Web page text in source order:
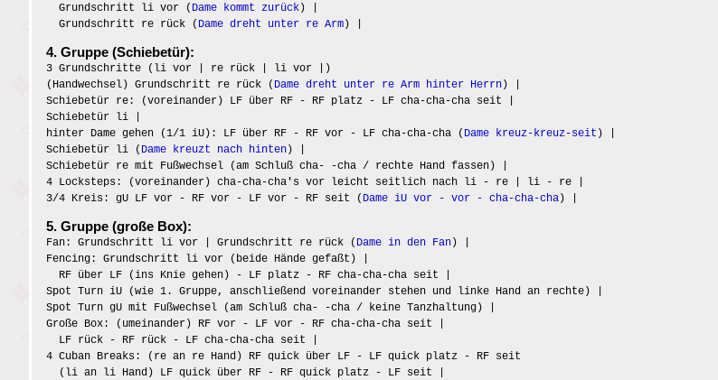
Grundschritt li vor ( Dame kommt zurück) |
Grundschritt re rück ( Dame dreht unter re Arm) |
4. Gruppe (Schiebetür):
3 Grundschritte (li vor | re rück | li vor |)
(Handwechsel) Grundschritt re rück ( Dame dreht unter re Arm hinter Herrn) |
Schiebetür re: (voreinander) LF über RF - RF platz - LF cha-cha-cha seit |
Schiebetür li |
hinter Dame gehen (1/1 iU): LF über RF - RF vor - LF cha-cha-cha ( Dame kreuz-kreuz-seit ) |
Schiebetür li ( Dame kreuzt nach hinten) |
Schiebetür re mit Fußwechsel (am Schluß cha- -cha / rechte Hand fassen) |
4 Locksteps: (voreinander) cha-cha-cha's vor leicht seitlich nach li - re | li - re |
3/4 Kreis: gU LF vor - RF vor - LF vor - RF seit ( Dame iU vor - vor - cha-cha-cha) |
5. Gruppe (große Box):
Fan: Grundschritt li vor | Grundschritt re rück ( Dame in den Fan) |
Fencing: Grundschritt li vor (beide Hände gefaßt) |
RF über LF (ins Knie gehen) - LF platz - RF cha-cha-cha seit |
Spot Turn iU (wie 1. Gruppe, anschließend voreinander stehen und linke Hand an rechte) |
Spot Turn gU mit Fußwechsel (am Schluß cha- -cha / keine Tanzhaltung) |
Große Box: (umeinander) RF vor - LF vor - RF cha-cha-cha seit |
LF rück - RF rück - LF cha-cha-cha seit |
4 Cuban Breaks: (re an re Hand) RF quick über LF - LF quick platz - RF seit
(li an li Hand) LF quick über RF - RF quick platz - LF seit |